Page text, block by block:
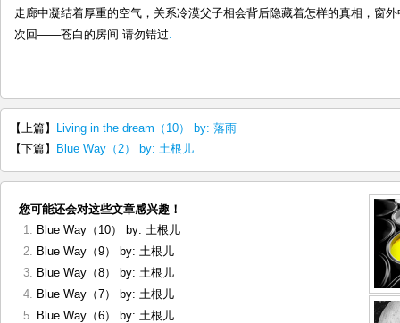
走廊中凝结着厚重的空气，关系冷漠父子相会背后隐藏着怎样的真相，
次回——苍白的房间 请勿错过.
【上篇】
Living in the dream（10） by: 落雨
【下篇】
Blue Way（2） by: 土根儿
您可能还会对这些文章感兴趣！
Blue Way（10） by: 土根儿
Blue Way（9） by: 土根儿
Blue Way（8） by: 土根儿
Blue Way（7） by: 土根儿
Blue Way（6） by: 土根儿